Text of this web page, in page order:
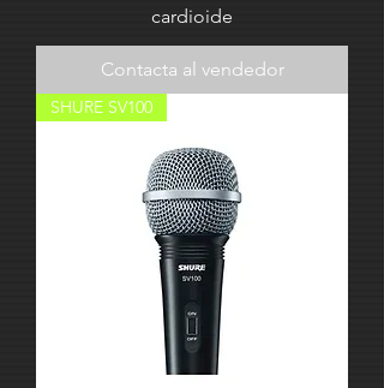
cardioide
Contacta al vendedor
SHURE SV100